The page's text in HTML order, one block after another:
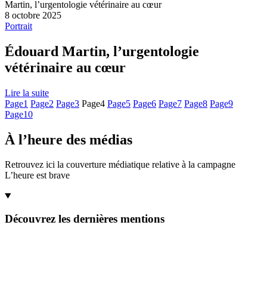
8 octobre 2025
Portrait
Édouard Martin, l’urgentologie
vétérinaire au cœur
Lire la suite
Page1 Page2 Page3 Page4 Page5 Page6 Page7 Page8 Page9
Page10
À l’heure des médias
Retrouvez ici la couverture médiatique relative à la campagne
L’heure est brave
Découvrez les dernières mentions